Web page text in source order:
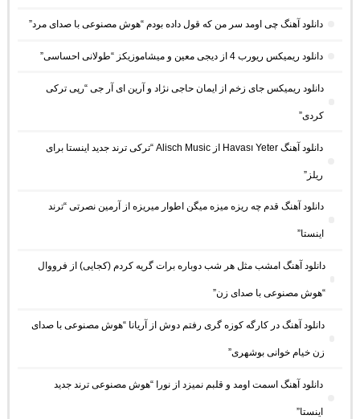
دانلود آهنگ چی اومد سر من که قول داده بودم “هوش مصنوعی با صدای مرد”
دانلود ریمیکس ریورب 4 از دیجی معین و میشاموزیکز “طولانی احساسی”
دانلود ریمیکس جای زخم از ایمان حاجی نژاد و آرین ای آر جی “رپی ترکی
کردی”
دانلود آهنگ Havası Yeter از Alisch Music “ترکی ترند جدید اینستا برای
ریلز”
دانلود آهنگ ﻗﺪم ﭼﻪ رﻳﺰه ﻣﻴﺰه ﻣﻴﮕﻦ اﻃﻮار ﻣﻴﺮﻳﺰه از آرمین نصرتی “ترند
اینستا”
دانلود آهنگ امشب مثل هر شب دوباره برات گریه کردم (کجایی) از فرووال
“هوش مصنوعی با صدای زن”
دانلود آهنگ در کارگه کوزه گری رفتم دوش از آریانا “هوش مصنوعی با صدای
زن خیام خوانی بوشهری”
دانلود آهنگ اسمت اومد و قلبم نمیزد از نورا “هوش مصنوعی ترند جدید
اینستا”